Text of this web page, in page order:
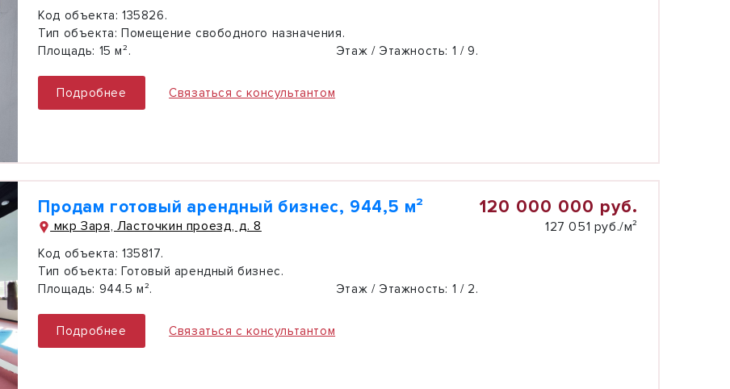
Код объекта: 135826.
Тип объекта: Помещение свободного назначения.
Площадь: 15 м². Этаж / Этажность: 1 / 9.
Подробнее Связаться с консультантом
Продам готовый арендный бизнес, 944,5 м²
мкр Заря, Ласточкин проезд, д. 8
120 000 000 руб.
127 051 руб./м²
Код объекта: 135817.
Тип объекта: Готовый арендный бизнес.
Площадь: 944.5 м². Этаж / Этажность: 1 / 2.
Подробнее Связаться с консультантом